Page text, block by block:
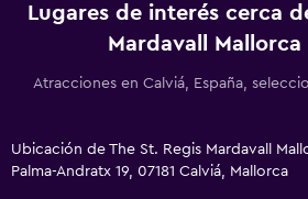
Zona de estar
Sofá
Insonorización
Lugares de interés cerca
Mardavall Mallorca
Atracciones en Calviá, España,
Ubicación de The St. Regis Mardavall
Palma-Andratx 19, 07181 Calviá, Mallorca